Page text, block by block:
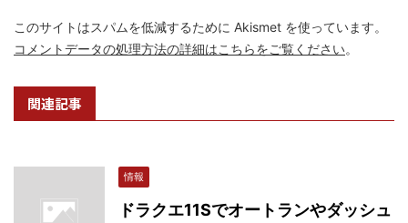
このサイトはスパムを低減するために Akismet を使っています。
コメントデータの処理方法の詳細はこちらをご覧ください。
関連記事
情報
ドラクエ11Sでオートランやダッシュ